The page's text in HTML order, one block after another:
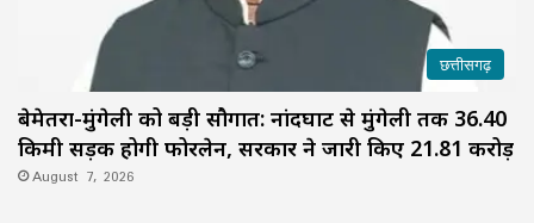
छत्तीसगढ़
बेमेतरा-मुंगेली को बड़ी सौगात: नांदघाट से मुंगेली तक 36.40
किमी सड़क होगी फोरलेन, सरकार ने जारी किए 21.81 करोड़
August 7, 2026